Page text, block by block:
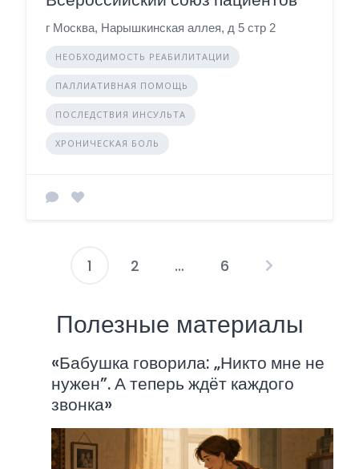
г Москва, Нарышкинская аллея, д 5 стр 2
НЕОБХОДИМОСТЬ РЕАБИЛИТАЦИИ
ПАЛЛИАТИВНАЯ ПОМОЩЬ
ПОСЛЕДСТВИЯ ИНСУЛЬТА
ХРОНИЧЕСКАЯ БОЛЬ
П
г
и
н
а
1 2 … 6
Полезные материалы
«Бабушка говорила: „Никто мне не
нужен”. А теперь ждёт каждого
звонка»